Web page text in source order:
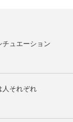
ュエーション
人それぞれ